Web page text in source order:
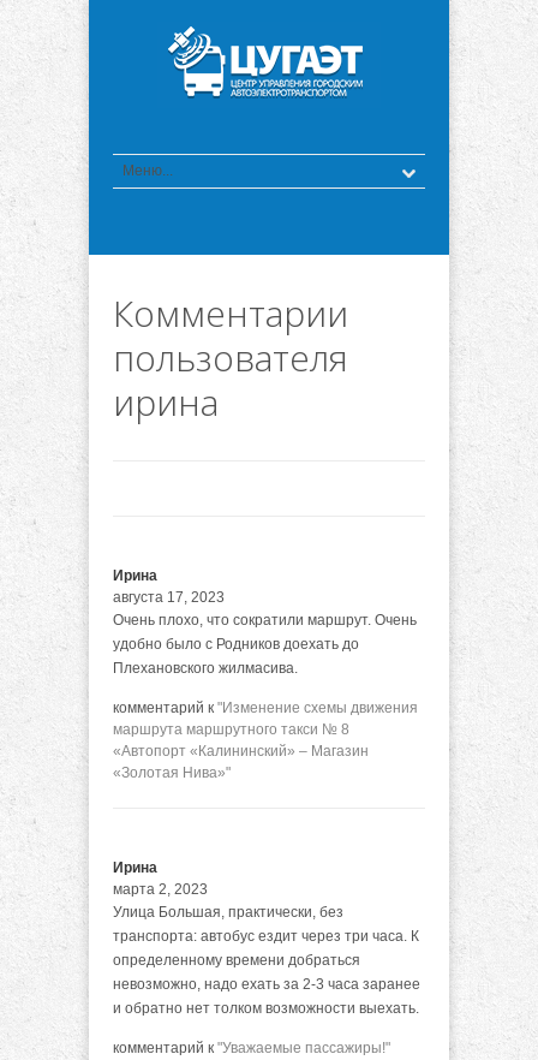
Комментарии
пользователя
ирина
Ирина
августа 17, 2023
Очень плохо, что сократили маршрут. Очень
удобно было с Родников доехать до
Плехановского жилмасива.
комментарий к "Изменение схемы движения
маршрута маршрутного такси № 8
«Автопорт «Калининский» – Магазин
«Золотая Нива»"
Ирина
марта 2, 2023
Улица Большая, практически, без
транспорта: автобус ездит через три часа. К
определенному времени добраться
невозможно, надо ехать за 2-3 часа заранее
и обратно нет толком возможности выехать.
комментарий к "Уважаемые пассажиры!"